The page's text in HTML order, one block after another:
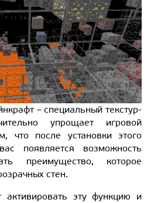
– специальный текстур-
упрощает игровой
что после установки этого
появляется возможность
преимущество, которое
стен.
эту функцию и